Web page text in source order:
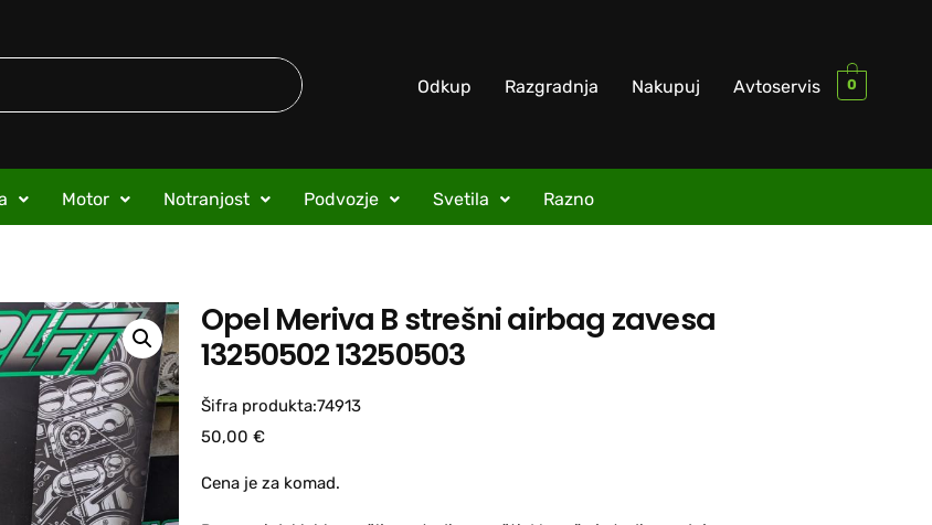
Odkup Razgradnja Nakupuj Avtoservis 0
Motor Notranjost Podvozje Svetila Razno
Opel Meriva B strešni airbag zavesa
13250502 13250503
Šifra produkta:74913
50,00 €
Cena je za komad.